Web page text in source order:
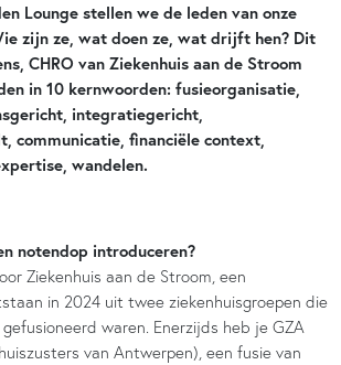
Lounge stellen we de leden van onze
zijn ze, wat doen ze, wat drijft hen? Dit
CHRO van Ziekenhuis aan de Stroom
in 10 kernwoorden: fusieorganisatie,
integratiegericht,
communicatie, financiële context,
wandelen.
notendop introduceren?
Ziekenhuis aan de Stroom, een
in 2024 uit twee ziekenhuisgroepen die
waren. Enerzijds heb je GZA
van Antwerpen), een fusie van